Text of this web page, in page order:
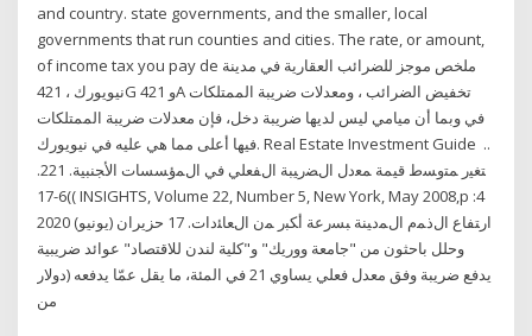
and country. state governments, and the smaller, local
governments that run counties and cities. The rate, or amount,
of income tax you pay de ملخص موجز للضرائب العقارية في مدينة
نيويورك ، 421G و 421A تخفيض الضرائب ، ومعدلات ضريبة الممتلكات
في وبما أن ميامي ليس لديها ضريبة دخل، فإن معدلات ضريبة الممتلكات
فيها أعلى مما هي عليه في نيويورك. Real Estate Investment Guide ..
ﺘﻐﻴر ﻤﺘوﺴط ﻗﻴﻤﺔ ﻤﻌدل اﻝﻀرﻴﺒﺔ اﻝﻔﻌﻠﻲ ﻓﻲ اﻝﻤؤﺴﺴﺎت اﻷﺠﻨﺒﻴﺔ. 221.
)6-17( INSIGHTS, Volume 22, Number 5, New York, May 2008,p :4
ارﺘﻔﺎع اﻝذﻤم اﻝﻤدﻴﻨﺔ ﺒﺴرﻋﺔ أﻜﺒر ﻤن اﻝﻌﺎﺌدات. 17 حزيران (يونيو) 2020
وحلل باحثون من "جامعة ووريك" و"كلية لندن للاقتصاد" عوائد ضريبية
دولار) يدفع ضريبة وفق معدل فعلي يساوي 21 في المئة، ما يقل عمّا يدفعه